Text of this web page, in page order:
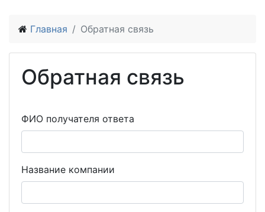
Главная Обратная связь
Обратная связь
ФИО получателя ответа
Название компании